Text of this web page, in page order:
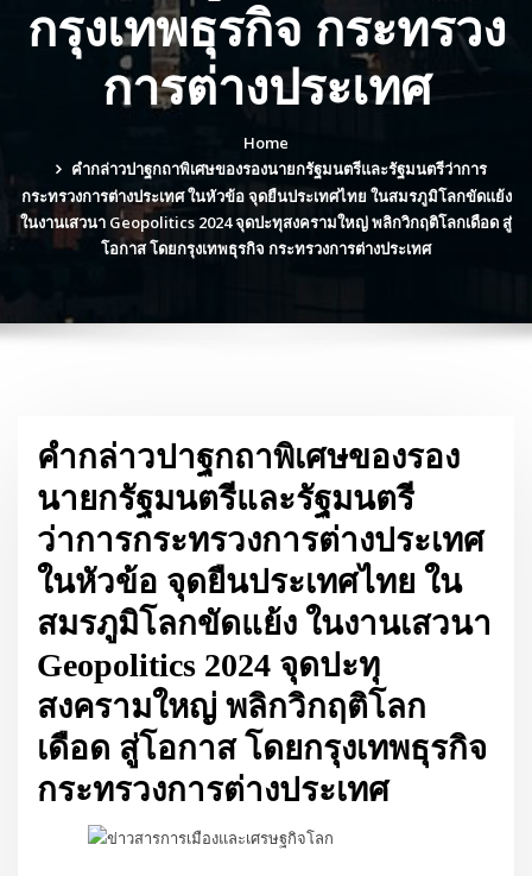
กรุงเทพธุรกิจ กระทรวง
การต่างประเทศ
Home
คำกล่าวปาฐกถาพิเศษของรองนายกรัฐมนตรีและรัฐมนตรีว่าการ
กระทรวงการต่างประเทศ ในหัวข้อ จุดยืนประเทศไทย ในสมรภูมิโลกขัดแย้ง
ในงานเสวนา Geopolitics 2024 จุดปะทุสงครามใหญ่ พลิกวิกฤติโลกเดือด สู่
โอกาส โดยกรุงเทพธุรกิจ กระทรวงการต่างประเทศ
คำกล่าวปาฐกถาพิเศษของรอง
นายกรัฐมนตรีและรัฐมนตรี
ว่าการกระทรวงการต่างประเทศ
ในหัวข้อ จุดยืนประเทศไทย ใน
สมรภูมิโลกขัดแย้ง ในงานเสวนา
Geopolitics 2024 จุดปะทุ
สงครามใหญ่ พลิกวิกฤติโลก
เดือด สู่โอกาส โดยกรุงเทพธุรกิจ
กระทรวงการต่างประเทศ